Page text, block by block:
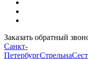
Заказать обратный
Санкт-
ПетербургСтрельна